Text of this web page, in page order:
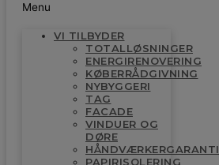
Menu
VI TILBYDER
TOTALLØSNINGER
ENERGIRENOVERING
KØBERRÅDGIVNING
NYBYGGERI
TAG
FACADE
VINDUER OG
DØRE
HÅNDVÆRKERGARANTI
PAPIRISOLERING